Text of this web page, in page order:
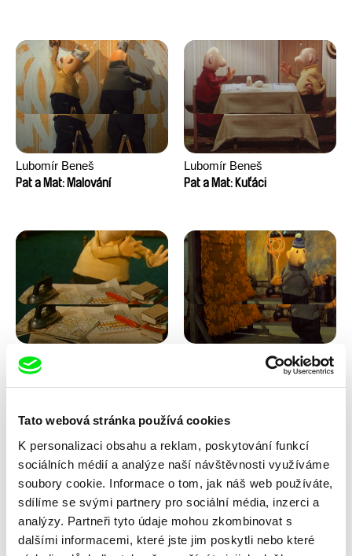
Tato webová stránka používá cookies
K personalizaci obsahu a reklam, poskytování funkcí
sociálních médií a analýze naší návštěvnosti využíváme
soubory cookie. Informace o tom, jak náš web používáte,
sdílíme se svými partnery pro sociální média, inzerci a
analýzy. Partneři tyto údaje mohou zkombinovat s
dalšími informacemi, které jste jim poskytli nebo které
Lubomír Beneš
Pat a Mat: Malování
Lubomír Beneš
Pat a Mat: Kuťáci
Lubomír Beneš
Pat a Mat: Křížovka
Pat a Mat: Koberec
Lubomír Beneš Lubomír Beneš